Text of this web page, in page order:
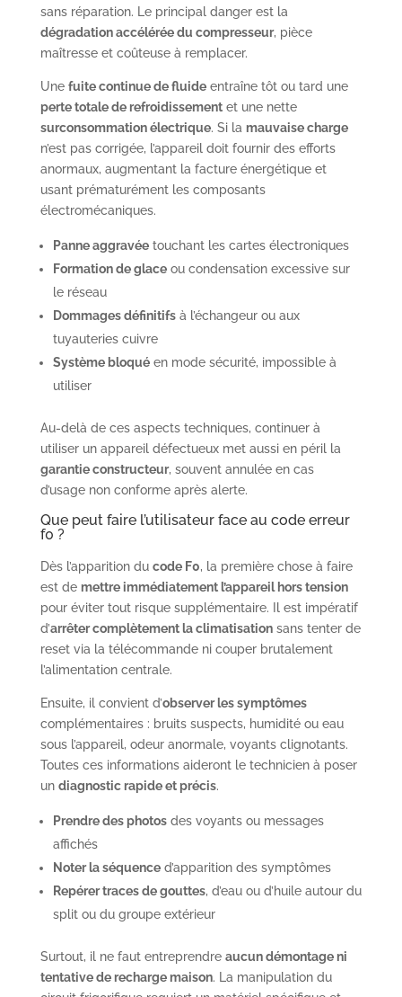
sans réparation. Le principal danger est la
dégradation accélérée du compresseur, pièce
maîtresse et coûteuse à remplacer.
Une fuite continue de fluideentraîne tôt ou tard une
perte totale de refroidissementet une nette
surconsommation électrique. Si la mauvaise charge
n’est pas corrigée, l’appareil doit fournir des efforts
anormaux, augmentant la facture énergétique et
usant prématurément les composants
électromécaniques.
Panne aggravéetouchant les cartes électroniques
Formation de glaceou condensation excessive sur
le réseau
Dommages définitifsà l’échangeur ou aux
tuyauteries cuivre
Système bloquéen mode sécurité, impossible à
utiliser
Au-delà de ces aspects techniques, continuer à
utiliser un appareil défectueux met aussi en péril la
garantie constructeur, souvent annulée en cas
d’usage non conforme après alerte.
Que peut faire l’utilisateur face au code erreur
f0 ?
Dès l’apparition du code F0, la première chose à faire
est de mettre immédiatement l’appareil hors tension
pour éviter tout risque supplémentaire. Il est impératif
d’arrêter complètement la climatisationsans tenter de
reset via la télécommande ni couper brutalement
l’alimentation centrale.
Ensuite, il convient d’observer les symptômes
complémentaires : bruits suspects, humidité ou eau
sous l’appareil, odeur anormale, voyants clignotants.
Toutes ces informations aideront le technicien à poser
un diagnostic rapide et précis.
Prendre des photosdes voyants ou messages
affichés
Noter la séquenced’apparition des symptômes
Repérer traces de gouttes, d’eau ou d’huile autour du
split ou du groupe extérieur
Surtout, il ne faut entreprendre aucun démontage ni
tentative de recharge maison. La manipulation du